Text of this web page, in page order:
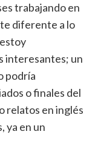
trabajando en
diferente a lo
interesantes; un
podría
o finales del
relatos en inglés
ya en un